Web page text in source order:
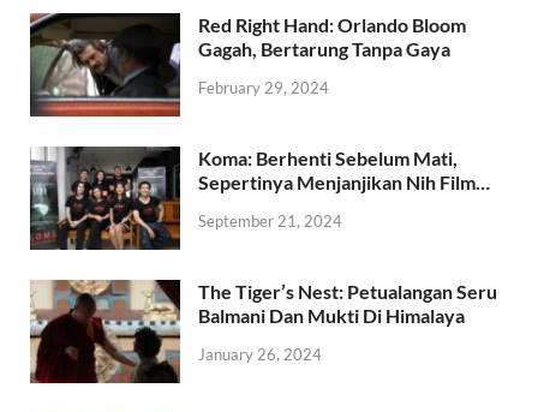
Red Right Hand: Orlando Bloom
Gagah, Bertarung Tanpa Gaya
February 29, 2024
Koma: Berhenti Sebelum Mati,
Sepertinya Menjanjikan Nih Film…
September 21, 2024
The Tiger’s Nest: Petualangan Seru
Balmani Dan Mukti Di Himalaya
January 26, 2024